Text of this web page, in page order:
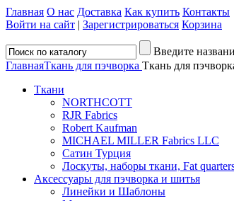
Главная О нас Доставка Как купить Контакты
Войти на сайт | Зарегистрироваться Корзина
Введите
ГлавнаяТкань для пэчворка Ткань для
Ткани
NORTHCOTT
RJR Fabrics
Robert Kaufman
MICHAEL MILLER Fabrics LLC
Сатин Турция
Лоскуты, наборы ткани, Fat
Аксессуары для пэчворка и шитья
Линейки и Шаблоны